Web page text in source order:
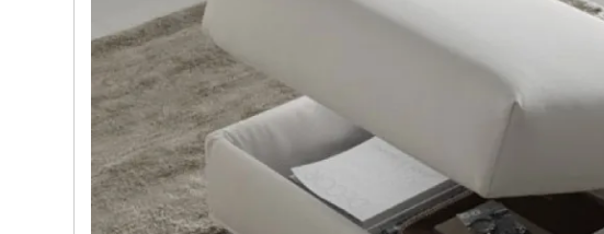
Lasciati ispirare dal design delle nostre porte Cappe